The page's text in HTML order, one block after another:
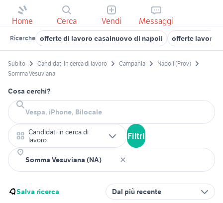
Home Cerca Vendi Messaggi
Ricerche offerte di lavoro casalnuovo di napoli offerte lavoro
Subito Candidati in cerca di lavoro Campania
Napoli (Prov)
Somma Vesuviana
Cosa cerchi?
Candidati in cerca di
lavoro
Filtri
Salva ricerca Dal più recente